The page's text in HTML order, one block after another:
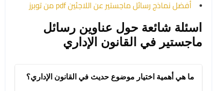
أفضل نماذج رسائل ماجستير عن اللاجئين pdf من توبرز
اسئلة شائعة حول عناوين رسائل
ماجستير في القانون الإداري
ما هي أهمية اختيار موضوع حديث في القانون الإداري؟